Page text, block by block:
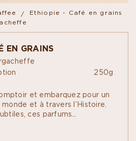
Ethiopie - Café en grains
EN GRAINS
250g
et embarquez pour un
et à travers l’Histoire.
ces parfums
et de jasmin, cette acidité